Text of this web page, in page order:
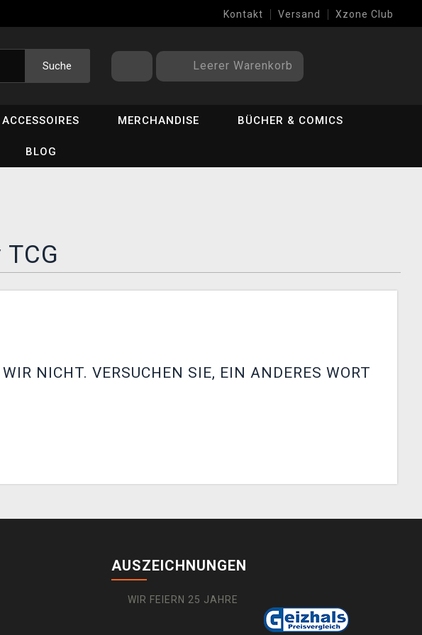
Kontakt Versand Xzone Club
Suche Leerer Warenkorb
MERCHANDISE BÜCHER & COMICS
BLOG
NICHT. VERSUCHEN SIE, EIN ANDERES WORT
AUSZEICHNUNGEN
WIR FEIERN 25 JAHRE